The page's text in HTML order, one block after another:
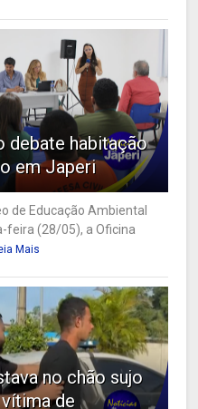
debate habitação
em Japeri
de Educação Ambiental
feira (28/05), a Oficina
Mais
no chão sujo
de